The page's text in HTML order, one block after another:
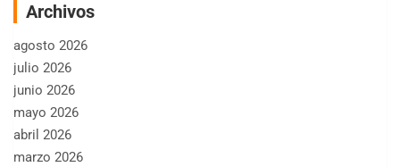
Archivos
agosto 2026
julio 2026
junio 2026
mayo 2026
abril 2026
marzo 2026